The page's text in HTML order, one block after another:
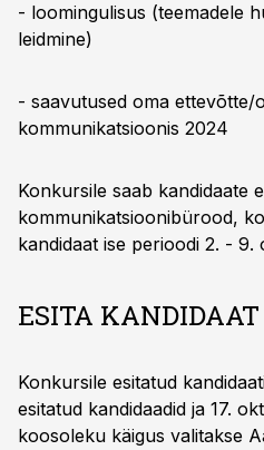
- loomingulisus (teemadele
leidmine)
- saavutused oma ettevõtte/
kommunikatsioonis 2024
Konkursile saab kandidaate
kommunikatsioonibürood,
kandidaat ise perioodi 2. -
ESITA KANDIDAAT
Konkursile esitatud
esitatud kandidaadid ja 17.
koosoleku käigus valitakse